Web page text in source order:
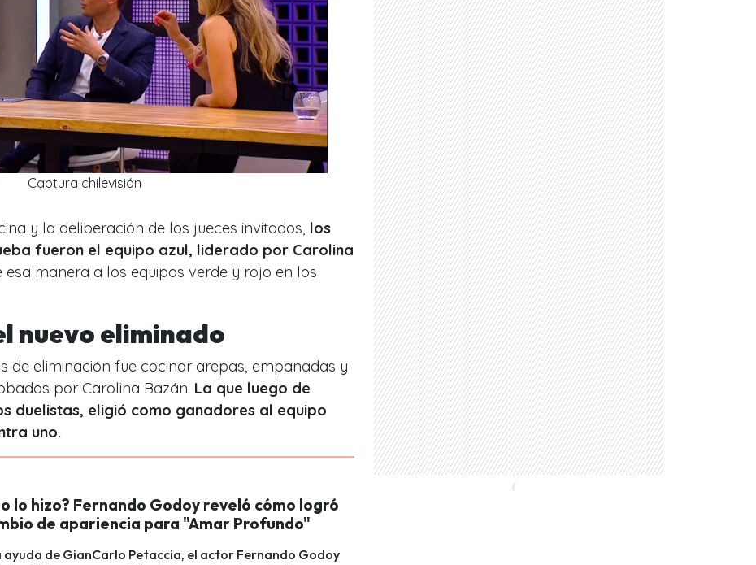
Captura chilevisión
y la deliberación de los jueces invitados, los
fueron el equipo azul, liderado por Carolina
esa manera a los equipos verde y rojo en los
nuevo eliminado
de eliminación fue cocinar arepas, empanadas y
por Carolina Bazán. La que luego de
duelistas, eligió como ganadores al equipo
uno.
lo hizo? Fernando Godoy reveló cómo logró
de apariencia para "Amar Profundo"
ayuda de GianCarlo Petaccia, el actor Fernando Godoy